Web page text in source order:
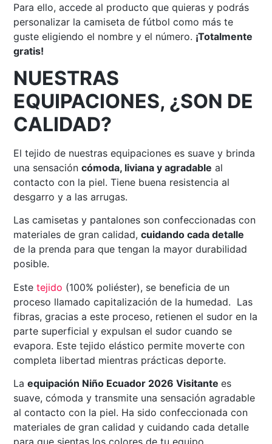
Para ello, accede al producto que quieras y podrás
personalizar la camiseta de fútbol como más te
guste eligiendo el nombre y el número. ¡Totalmente
gratis!
NUESTRAS
EQUIPACIONES, ¿SON DE
CALIDAD?
El tejido de nuestras equipaciones es suave y brinda
una sensacióncómoda, liviana y agradable al
contacto con la piel. Tiene buena resistencia al
desgarro y a las arrugas.
Las camisetas y pantalones son confeccionadas con
materiales de gran calidad,cuidando cada detalle
de la prenda para que tengan la mayor durabilidad
posible.
Estetejido (100% poliéster), se beneficia de un
proceso llamado capitalización de la humedad. Las
fibras, gracias a este proceso, retienen el sudor en la
parte superficial y expulsan el sudor cuando se
evapora. Este tejido elástico permite moverte con
completa libertad mientras prácticas deporte.
Laequipación Niño Ecuador 2026 Visitantees
suave, cómoda y transmite una sensación agradable
al contacto con la piel. Ha sido confeccionada con
materiales de gran calidad y cuidando cada detalle